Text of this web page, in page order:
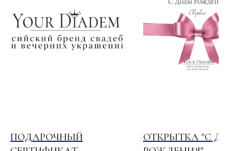
ПОДАРОЧНЫЙ
ОТКРЫТКА "С